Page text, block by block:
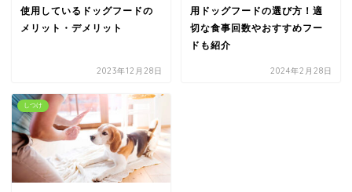
使用しているドッグフードの
メリット・デメリット
2023年12月28日
用ドッグフードの選び方！適
切な食事回数やおすすめフー
ドも紹介
2024年2月28日
しつけ